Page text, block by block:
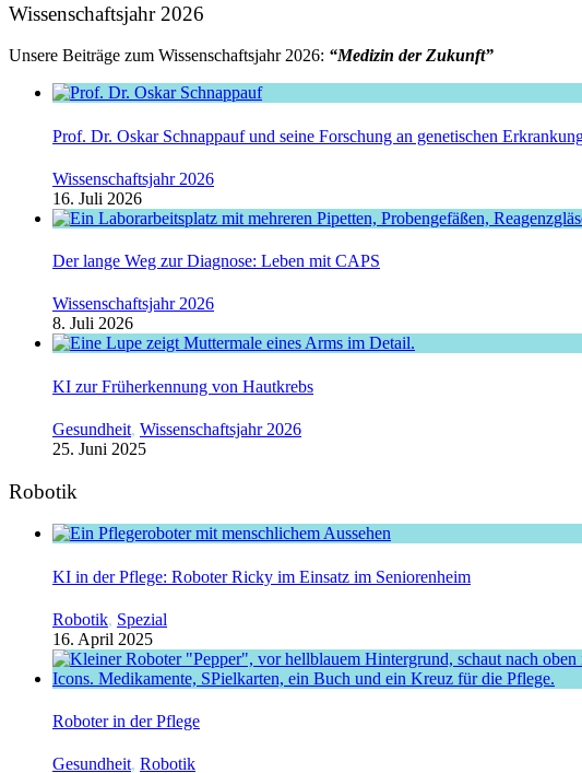
Wissenschaftsjahr 2026
Unsere Beiträge zum Wissenschaftsjahr 2026: “Medizin der Zukunft”
Prof. Dr. Oskar Schnappauf und seine Forschung an genetischen
Wissenschaftsjahr 2026
16. Juli 2026
Der lange Weg zur Diagnose: Leben mit CAPS
Wissenschaftsjahr 2026
8. Juli 2026
KI zur Früherkennung von Hautkrebs
Gesundheit, Wissenschaftsjahr 2026
25. Juni 2025
Robotik
KI in der Pflege: Roboter Ricky im Einsatz im Seniorenheim
Robotik, Spezial
16. April 2025
Roboter in der Pflege
Gesundheit, Robotik